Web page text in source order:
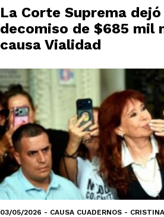
La Corte Suprema
decomiso de $685 mil
causa Vialidad
03/05/2026 - CAUSA CUADERNOS -